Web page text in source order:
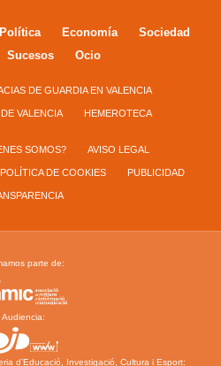
Política Economía
Sociedad
Sucesos Ocio
DE GUARDIA EN VALENCIA
DE VALENCIA HEMEROTECA
SOMOS? AVISO LEGAL
POLÍTICA DE COOKIES PUBLICIDAD
parte de:
Audiencia:
d’Educació, Investigació, Cultura i Esport: